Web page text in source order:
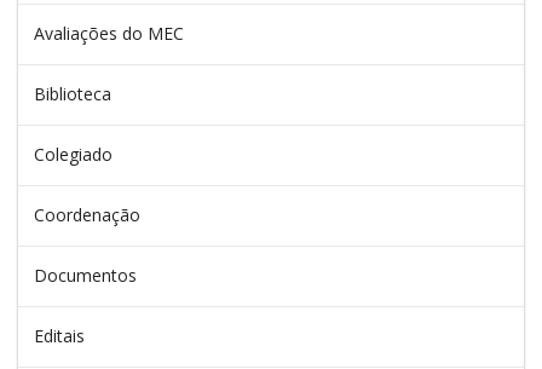
Avaliações do MEC
Biblioteca
Colegiado
Coordenação
Documentos
Editais